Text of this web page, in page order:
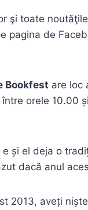
şi toate
pagina de
Bookfest are loc
orele 10.00
e și el deja o
dacă anul
2013, aveți